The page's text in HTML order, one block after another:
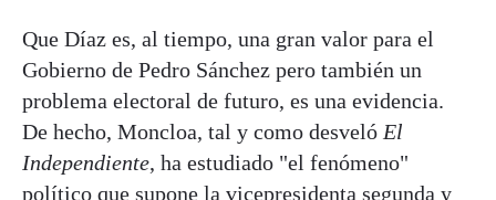
Que Díaz es, al tiempo, una gran valor para el
Gobierno de Pedro Sánchez pero también un
problema electoral de futuro, es una evidencia.
De hecho, Moncloa, tal y como desveló El
Independiente, ha estudiado "el fenómeno"
político que supone la vicepresidenta segunda y